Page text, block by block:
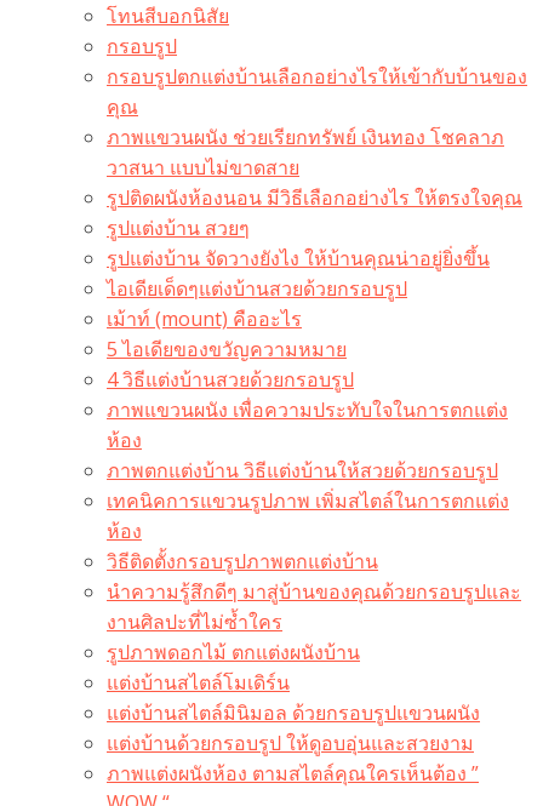
โทนสีบอกนิสัย
กรอบรูป
กรอบรูปตกแต่งบ้านเลือกอย่างไรให้เข้ากับบ้านของ
คุณ
ภาพแขวนผนัง ช่วยเรียกทรัพย์ เงินทอง โชคลาภ
วาสนา แบบไม่ขาดสาย
รูปติดผนังห้องนอน มีวิธีเลือกอย่างไร ให้ตรงใจคุณ
รูปแต่งบ้าน สวยๆ
รูปแต่งบ้าน จัดวางยังไง ให้บ้านคุณน่าอยู่ยิ่งขึ้น
ไอเดียเด็ดๆแต่งบ้านสวยด้วยกรอบรูป
เม้าท์ (mount) คืออะไร​
5 ไอเดียของขวัญความหมาย
4 วิธีแต่งบ้านสวยด้วยกรอบรูป
ภาพแขวนผนัง เพื่อความประทับใจในการตกแต่ง
ห้อง
ภาพตกแต่งบ้าน วิธีแต่งบ้านให้สวยด้วยกรอบรูป
เทคนิคการแขวนรูปภาพ เพิ่มสไตล์ในการตกแต่ง
ห้อง
วิธีติดตั้งกรอบรูปภาพตกแต่งบ้าน
นำความรู้สึกดีๆ มาสู่บ้านของคุณด้วยกรอบรูปและ
งานศิลปะที่ไม่ซ้ำใคร
รูปภาพดอกไม้ ตกแต่งผนังบ้าน
แต่งบ้านสไตล์โมเดิร์น
แต่งบ้านสไตล์มินิมอล ด้วยกรอบรูปแขวนผนัง
แต่งบ้านด้วยกรอบรูป ให้ดูอบอุ่นและสวยงาม
ภาพแต่งผนังห้อง ตามสไตล์คุณใครเห็นต้อง ”